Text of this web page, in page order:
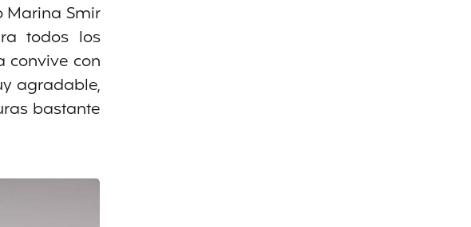
Marina Smir
todos los
convive con
agradable,
bastante